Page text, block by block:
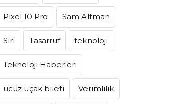
Pixel 10 Pro Sam Altman
Siri Tasarruf teknoloji
Teknoloji Haberleri
ucuz uçak bileti Verimlilik